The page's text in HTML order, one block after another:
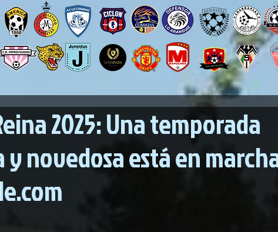
2025: Una temporada
novedosa está en